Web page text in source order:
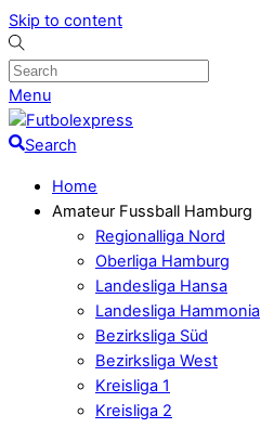
Skip to content
Menu
Search
Home
Amateur Fussball Hamburg
Regionalliga Nord
Oberliga Hamburg
Landesliga Hansa
Landesliga Hammonia
Bezirksliga Süd
Bezirksliga West
Kreisliga 1
Kreisliga 2